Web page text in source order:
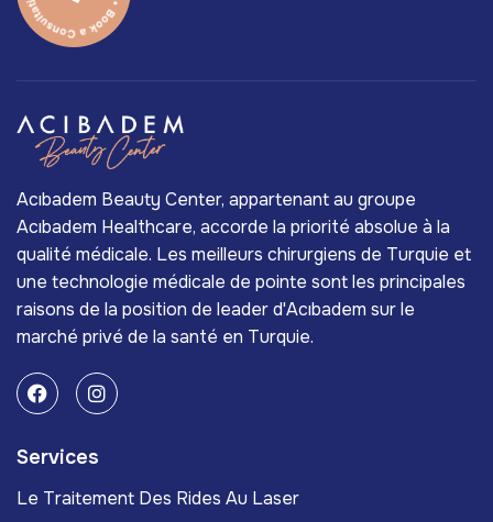
Acıbadem Beauty Center, appartenant au groupe
Acıbadem Healthcare, accorde la priorité absolue à la
qualité médicale. Les meilleurs chirurgiens de Turquie et
une technologie médicale de pointe sont les principales
raisons de la position de leader d'Acıbadem sur le
marché privé de la santé en Turquie.
Services
Le Traitement Des Rides Au Laser